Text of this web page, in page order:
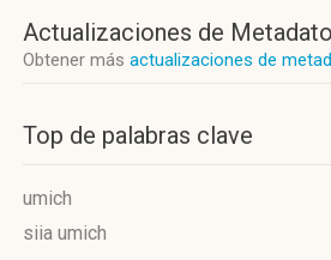
Actualizaciones de
Obtener más actualizaciones de
Top de palabras clave
umich
siia umich